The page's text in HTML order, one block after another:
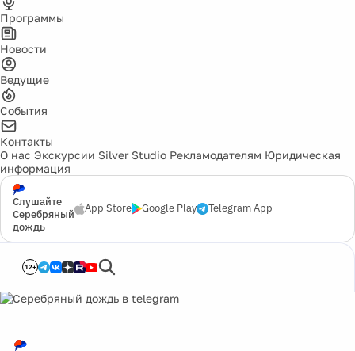
Программы
Новости
Ведущие
События
Контакты
О нас Экскурсии Silver Studio Рекламодателям Юридическая
информация
Слушайте
Серебряный
дождь
App Store Google Play Telegram App
12+